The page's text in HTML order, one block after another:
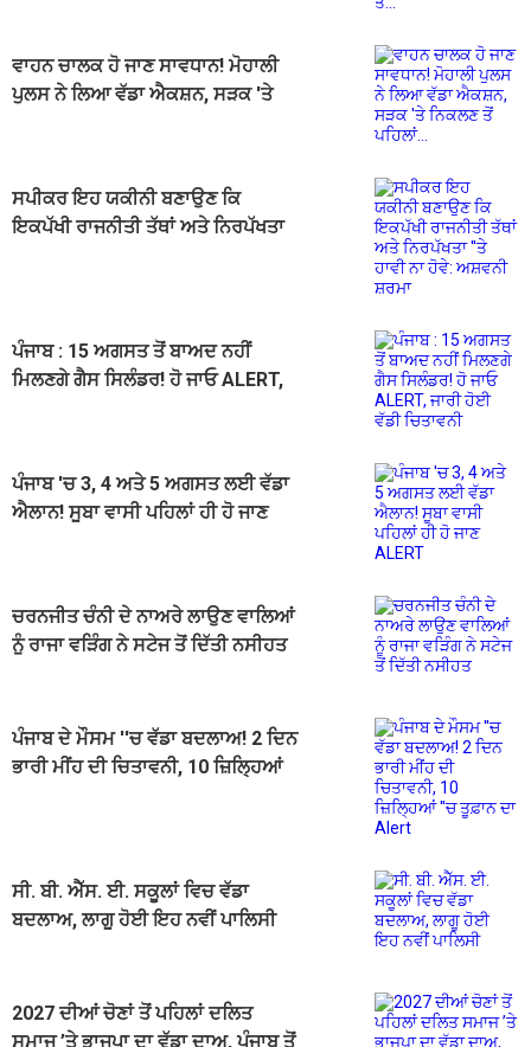
ਵਾਹਨ ਚਾਲਕ ਹੋ ਜਾਣ ਸਾਵਧਾਨ! ਮੋਹਾਲੀ
ਪੁਲਸ ਨੇ ਲਿਆ ਵੱਡਾ ਐਕਸ਼ਨ, ਸੜਕ 'ਤੇ
ਸਪੀਕਰ ਇਹ ਯਕੀਨੀ ਬਣਾਉਣ ਕਿ
ਇਕਪੱਖੀ ਰਾਜਨੀਤੀ ਤੱਥਾਂ ਅਤੇ ਨਿਰਪੱਖਤਾ
ਪੰਜਾਬ : 15 ਅਗਸਤ ਤੋਂ ਬਾਅਦ ਨਹੀਂ
ਮਿਲਣਗੇ ਗੈਸ ਸਿਲੰਡਰ! ਹੋ ਜਾਓ ALERT,
ਪੰਜਾਬ 'ਚ 3, 4 ਅਤੇ 5 ਅਗਸਤ ਲਈ ਵੱਡਾ
ਐਲਾਨ! ਸੂਬਾ ਵਾਸੀ ਪਹਿਲਾਂ ਹੀ ਹੋ ਜਾਣ
ਚਰਨਜੀਤ ਚੰਨੀ ਦੇ ਨਾਅਰੇ ਲਾਉਣ ਵਾਲਿਆਂ
ਨੂੰ ਰਾਜਾ ਵੜਿੰਗ ਨੇ ਸਟੇਜ ਤੋਂ ਦਿੱਤੀ ਨਸੀਹਤ
ਪੰਜਾਬ ਦੇ ਮੌਸਮ ''ਚ ਵੱਡਾ ਬਦਲਾਅ! 2 ਦਿਨ
ਭਾਰੀ ਮੀਂਹ ਦੀ ਚਿਤਾਵਨੀ, 10 ਜ਼ਿਲ੍ਹਿਆਂ
ਸੀ. ਬੀ. ਐੱਸ. ਈ. ਸਕੂਲਾਂ ਵਿਚ ਵੱਡਾ
ਬਦਲਾਅ, ਲਾਗੂ ਹੋਈ ਇਹ ਨਵੀਂ ਪਾਲਿਸੀ
2027 ਦੀਆਂ ਚੋਣਾਂ ਤੋਂ ਪਹਿਲਾਂ ਦਲਿਤ
ਸਮਾਜ ’ਤੇ ਭਾਜਪਾ ਦਾ ਵੱਡਾ ਦਾਅ, ਪੰਜਾਬ ਤੋਂ